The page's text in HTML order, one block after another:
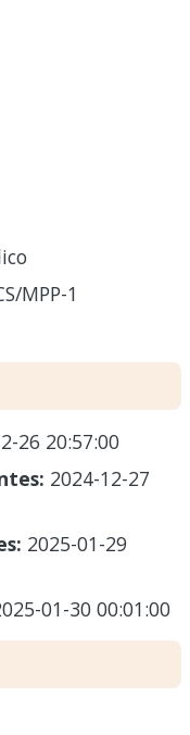
MPP-1
26 20:57:00
2024-12-27
2025-01-29
01-30 00:01:00